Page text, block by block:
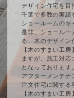
デザイン住宅を目
千葉で多数の実績
ショールームのギ
是非、ショールー
る、木のデザイン
【木のすまい工
ますが、施工対
となっております
アフターメンテナ
注文住宅に関する
【木のすまい工